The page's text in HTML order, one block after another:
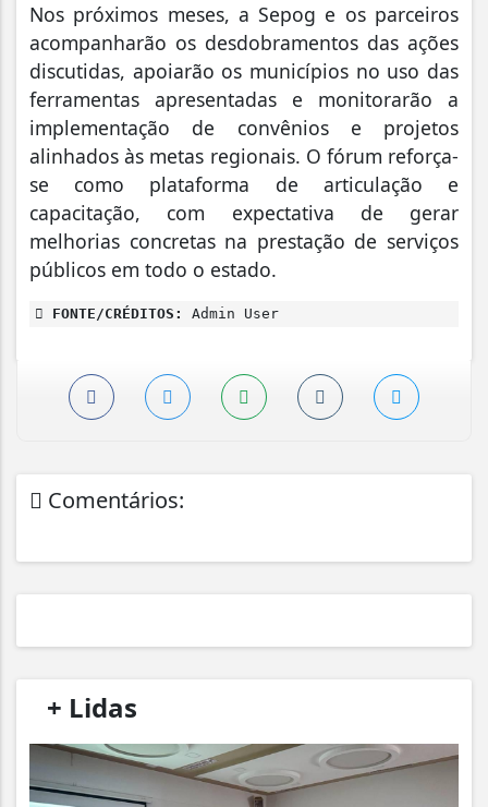
Nos próximos meses, a Sepog e os parceiros
acompanharão os desdobramentos das ações
discutidas, apoiarão os municípios no uso das
ferramentas apresentadas e monitorarão a
implementação de convênios e projetos
alinhados às metas regionais. O fórum reforça-
se como plataforma de articulação e
capacitação, com expectativa de gerar
melhorias concretas na prestação de serviços
públicos em todo o estado.
FONTE/CRÉDITOS: Admin User
Comentários:
+ Lidas